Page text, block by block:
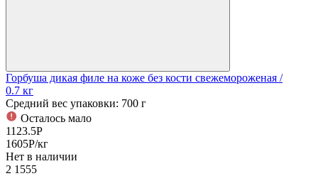
Горбуша дикая филе на коже без кости свежемороженая /
0.7 кг
Средний вес упаковки: 700 г
Осталось мало
1123.5Р
1605Р/кг
Нет в наличии
2 1555